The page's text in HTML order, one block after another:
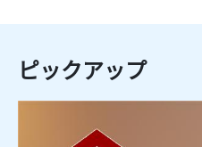
ピックアップ